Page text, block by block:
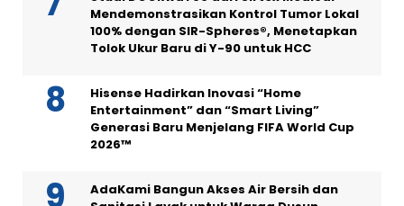
Mendemonstrasikan Kontrol Tumor Lokal
100% dengan SIR-Spheres®, Menetapkan
Tolok Ukur Baru di Y-90 untuk HCC
Hisense Hadirkan Inovasi “Home
Entertainment” dan “Smart Living”
Generasi Baru Menjelang FIFA World Cup
2026™
AdaKami Bangun Akses Air Bersih dan